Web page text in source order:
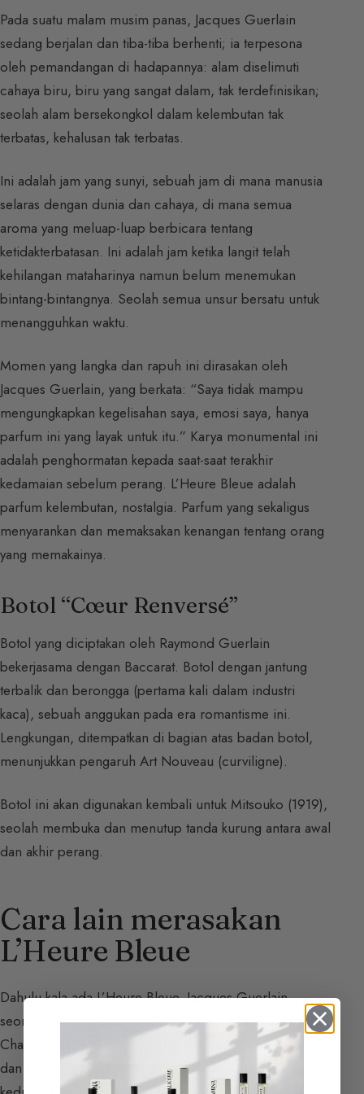
Pada suatu malam musim panas, Jacques Guerlain
sedang berjalan dan tiba-tiba berhenti; ia terpesona
oleh pemandangan di hadapannya: alam diselimuti
cahaya biru, biru yang sangat dalam, tak terdefinisikan;
seolah alam bersekongkol dalam kelembutan tak
terbatas, kehalusan tak terbatas.
Ini adalah jam yang sunyi, sebuah jam di mana manusia
selaras dengan dunia dan cahaya, di mana semua
aroma yang meluap-luap berbicara tentang
ketidakterbatasan. Ini adalah jam ketika langit telah
kehilangan mataharinya namun belum menemukan
bintang-bintangnya. Seolah semua unsur bersatu untuk
menangguhkan waktu.
Momen yang langka dan rapuh ini dirasakan oleh
Jacques Guerlain, yang berkata: “Saya tidak mampu
mengungkapkan kegelisahan saya, emosi saya, hanya
parfum ini yang layak untuk itu.” Karya monumental ini
adalah penghormatan kepada saat-saat terakhir
kedamaian sebelum perang. L’Heure Bleue adalah
parfum kelembutan, nostalgia. Parfum yang sekaligus
menyarankan dan memaksakan kenangan tentang orang
yang memakainya.
Botol “Cœur Renversé”
Botol yang diciptakan oleh Raymond Guerlain
bekerjasama dengan Baccarat. Botol dengan jantung
terbalik dan berongga (pertama kali dalam industri
kaca), sebuah anggukan pada era romantisme ini.
Lengkungan, ditempatkan di bagian atas badan botol,
menunjukkan pengaruh Art Nouveau (curviligne).
Botol ini akan digunakan kembali untuk Mitsouko (1919),
seolah membuka dan menutup tanda kurung antara awal
dan akhir perang.
Cara lain merasakan
L’Heure Bleue
Dahulu kala ada L’Heure Bleue. Jacques Guerlain,
seorang pembuat parfum visioner, berbagi dengan
Charles Baudelaire kecintaan pada parfum, wewangian,
dan ketertarikan pada temporalitas yang disukai